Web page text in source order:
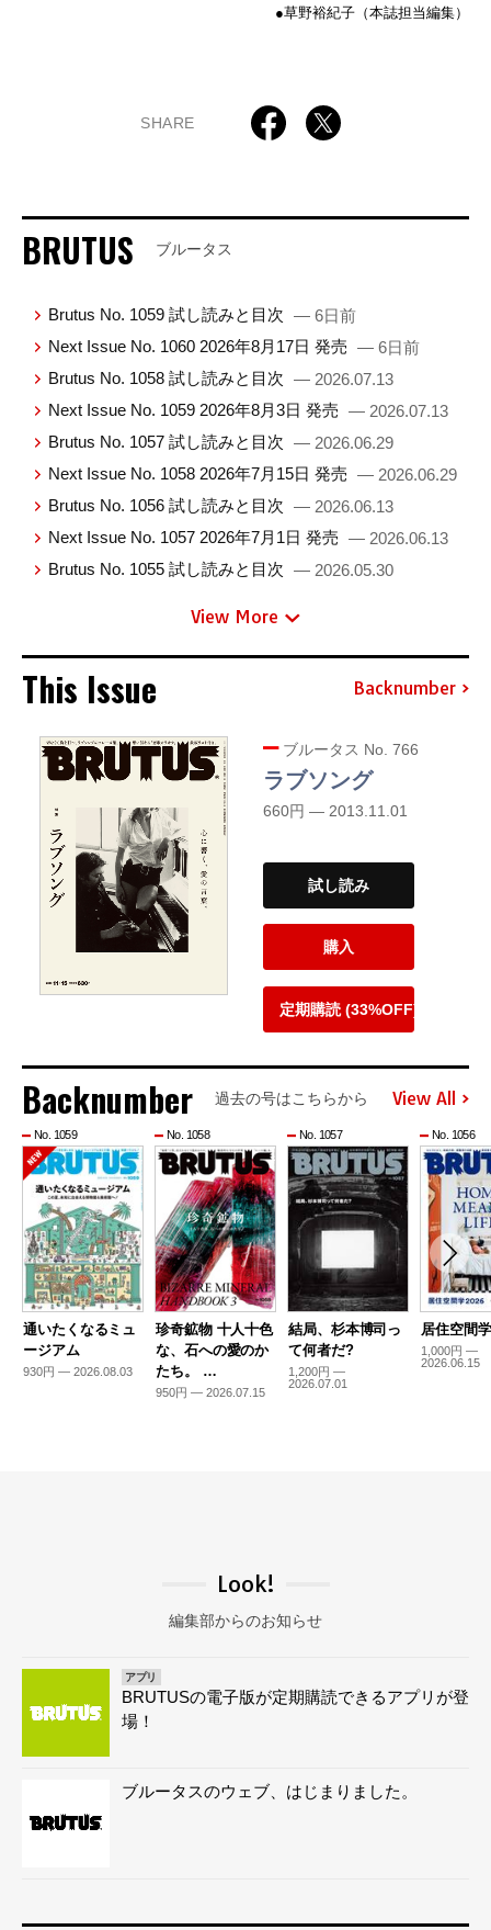
●草野裕紀子（本誌担当編集）
SHARE
BRUTUS ブルータス
Brutus No. 1059 試し読みと目次 — 6日前
Next Issue No. 1060 2026年8月17日 発売 — 6日前
Brutus No. 1058 試し読みと目次 — 2026.07.13
Next Issue No. 1059 2026年8月3日 発売 — 2026.07.13
Brutus No. 1057 試し読みと目次 — 2026.06.29
Next Issue No. 1058 2026年7月15日 発売 — 2026.06.29
Brutus No. 1056 試し読みと目次 — 2026.06.13
Next Issue No. 1057 2026年7月1日 発売 — 2026.06.13
Brutus No. 1055 試し読みと目次 — 2026.05.30
View More
This Issue Backnumber
ブルータス No. 766
ラブソング
660円 — 2013.11.01
試し読み
購入
定期購読 (33%OFF)
Backnumber 過去の号はこちらから View All
No. 1059
通いたくなるミュ
ージアム
930円 — 2026.08.03
No. 1058
珍奇鉱物 十人十色
な、石への愛のか
たち。 …
950円 — 2026.07.15
No. 1057
結局、杉本博司っ
て何者だ?
1,200円 —
2026.07.01
No. 1056
居住空間
1,000円 —
2026.06.15
Look!
編集部からのお知らせ
アプリ
BRUTUSの電子版が定期購読できるアプリが登
場！
ブルータスのウェブ、はじまりました。